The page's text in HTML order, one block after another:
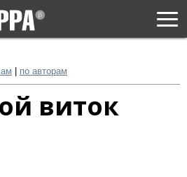
по авторам
виток